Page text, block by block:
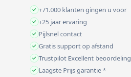
+71.000 klanten gingen u voor
+25 jaar ervaring
Pijlsnel contact
Gratis support op afstand
Trustpilot Excellent beoordeling
Laagste Prijs garantie *